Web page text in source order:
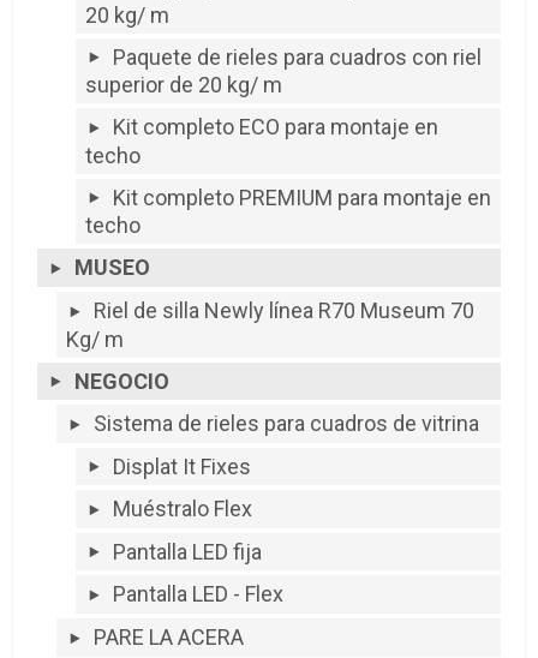
20 kg/ m
Paquete de rieles para cuadros con riel
superior de 20 kg/ m
Kit completo ECO para montaje en
techo
Kit completo PREMIUM para montaje en
techo
MUSEO
Riel de silla Newly línea R70 Museum 70
Kg/ m
NEGOCIO
Sistema de rieles para cuadros de vitrina
Displat It Fixes
Muéstralo Flex
Pantalla LED fija
Pantalla LED - Flex
PARE LA ACERA